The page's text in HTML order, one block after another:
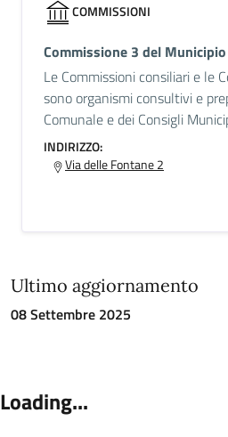
COMMISSIONI
Commissione 3 del
Le Commissioni consiliari e le
sono organismi consultivi e
Comunale e dei Consigli
INDIRIZZO:
Via delle Fontane 2
Ultimo aggiornamento
08 Settembre 2025